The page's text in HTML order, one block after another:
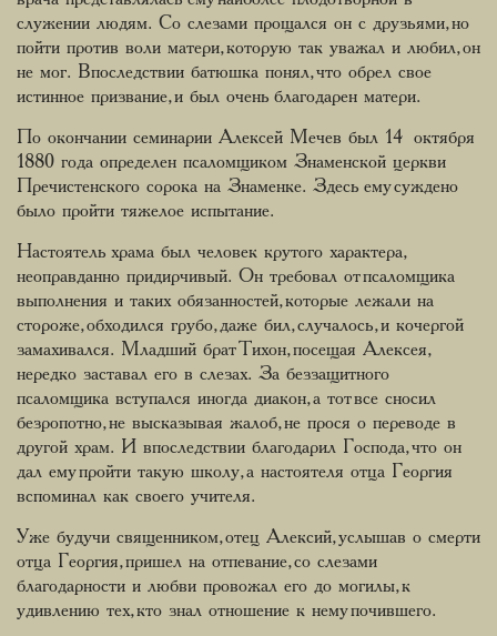
служении людям. Со слезами прощался он с друзьями, но
пойти против воли матери, которую так уважал и любил, он
не мог. Впоследствии батюшка понял, что обрел свое
истинное призвание, и был очень благодарен матери.
По окончании семинарии Алексей Мечев был 14 октября
1880 года определен псаломщиком Знаменской церкви
Пречистенского сорока на Знаменке. Здесь ему суждено
было пройти тяжелое испытание.
Настоятель храма был человек крутого характера,
неоправданно придирчивый. Он требовал от псаломщика
выполнения и таких обязанностей, которые лежали на
стороже, обходился грубо, даже бил, случалось, и кочергой
замахивался. Младший брат Тихон, посещая Алексея,
нередко заставал его в слезах. За беззащитного
псаломщика вступался иногда диакон, а тот все сносил
безропотно, не высказывая жалоб, не прося о переводе в
другой храм. И впоследствии благодарил Господа, что он
дал ему пройти такую школу, а настоятеля отца Георгия
вспоминал как своего учителя.
Уже будучи священником, отец Алексий, услышав о смерти
отца Георгия, пришел на отпевание, со слезами
благодарности и любви провожал его до могилы, к
удивлению тех, кто знал отношение к нему почившего.